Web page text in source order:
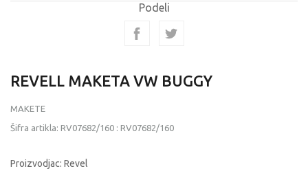
Podeli
REVELL MAKETA VW BUGGY
MAKETE
Šifra artikla: RV07682/160 : RV07682/160
Proizvodjac: Revel